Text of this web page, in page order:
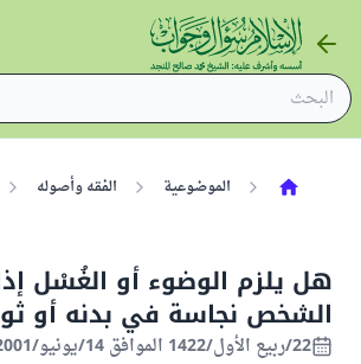
الموضوعية الفقه وأصوله
هل يلزم الوضوء أو الغُسْل
الشخص نجاسة في بدنه أو
22/ربيع الأول/1422 الموافق 14/يونيو/2001